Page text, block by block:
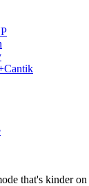
that's kinder